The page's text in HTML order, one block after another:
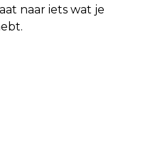
naar iets wat je